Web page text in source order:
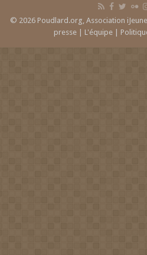
© 2026 Poudlard.org, Association
presse
L'équipe